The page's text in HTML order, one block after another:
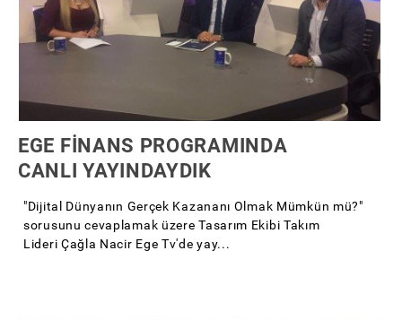
EGE FİNANS PROGRAMINDA
CANLI YAYINDAYDIK
"Dijital Dünyanın Gerçek Kazananı Olmak Mümkün mü?"
sorusunu cevaplamak üzere Tasarım Ekibi Takım
Lideri Çağla Nacir Ege Tv'de yay...